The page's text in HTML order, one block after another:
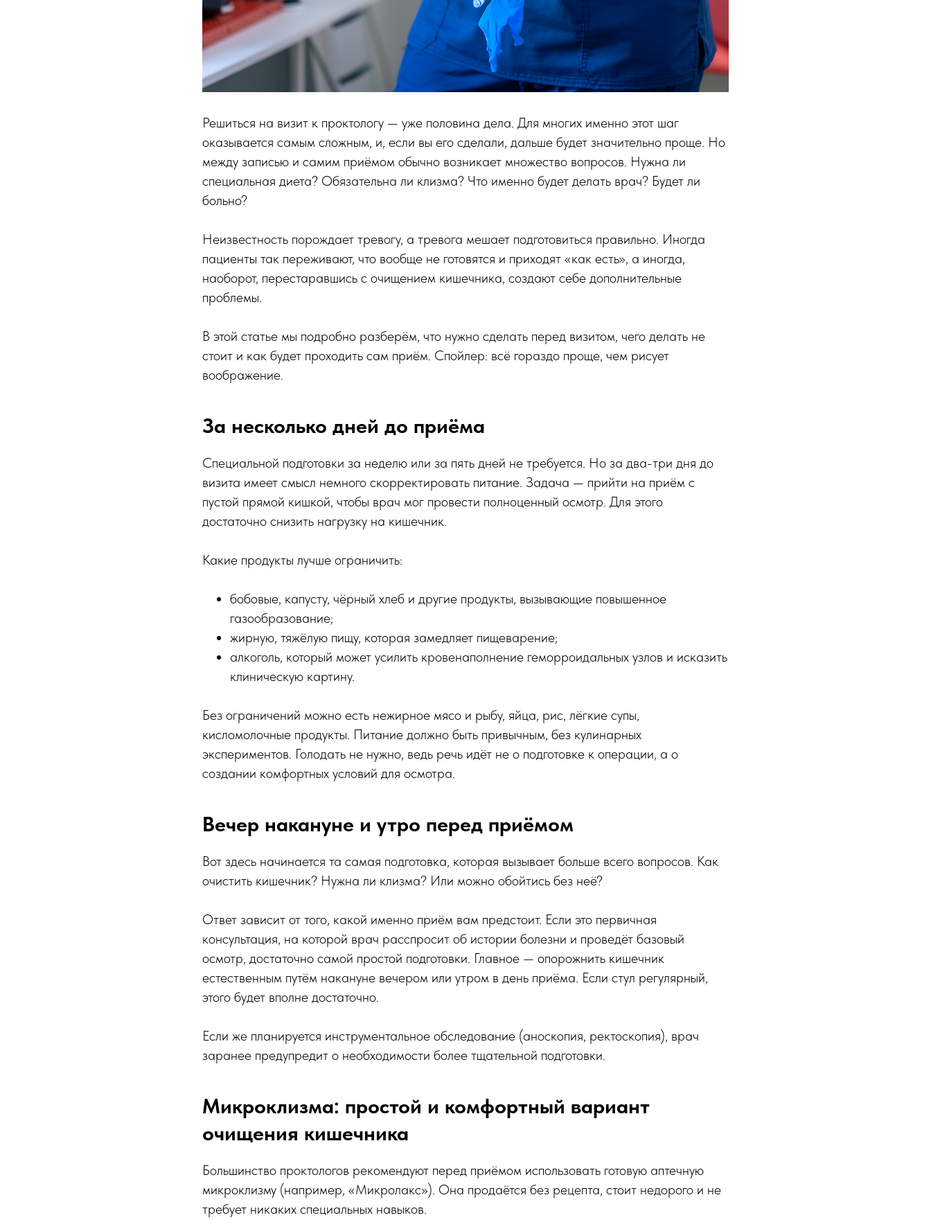
Решиться на визит к проктологу — уже половина дела. Для многих именно этот шаг
оказывается самым сложным, и, если вы его сделали, дальше будет значительно проще. Но
между записью и самим приёмом обычно возникает множество вопросов. Нужна ли
специальная диета? Обязательна ли клизма? Что именно будет делать врач? Будет ли
больно?
Неизвестность порождает тревогу, а тревога мешает подготовиться правильно. Иногда
пациенты так переживают, что вообще не готовятся и приходят «как есть», а иногда,
наоборот, перестаравшись с очищением кишечника, создают себе дополнительные
проблемы.
В этой статье мы подробно разберём, что нужно сделать перед визитом, чего делать не
стоит и как будет проходить сам приём. Спойлер: всё гораздо проще, чем рисует
воображение.
За несколько дней до приёма
Специальной подготовки за неделю или за пять дней не требуется. Но за два-три дня до
визита имеет смысл немного скорректировать питание. Задача — прийти на приём с
пустой прямой кишкой, чтобы врач мог провести полноценный осмотр. Для этого
достаточно снизить нагрузку на кишечник.
Какие продукты лучше ограничить:
бобовые, капусту, чёрный хлеб и другие продукты, вызывающие повышенное
газообразование;
жирную, тяжёлую пищу, которая замедляет пищеварение;
алкоголь, который может усилить кровенаполнение геморроидальных узлов и исказить
клиническую картину.
Без ограничений можно есть нежирное мясо и рыбу, яйца, рис, лёгкие супы,
кисломолочные продукты. Питание должно быть привычным, без кулинарных
экспериментов. Голодать не нужно, ведь речь идёт не о подготовке к операции, а о
создании комфортных условий для осмотра.
Вечер накануне и утро перед приёмом
Вот здесь начинается та самая подготовка, которая вызывает больше всего вопросов. Как
очистить кишечник? Нужна ли клизма? Или можно обойтись без неё?
Ответ зависит от того, какой именно приём вам предстоит. Если это первичная
консультация, на которой врач расспросит об истории болезни и проведёт базовый
осмотр, достаточно самой простой подготовки. Главное — опорожнить кишечник
естественным путём накануне вечером или утром в день приёма. Если стул регулярный,
этого будет вполне достаточно.
Если же планируется инструментальное обследование (аноскопия, ректоскопия), врач
заранее предупредит о необходимости более тщательной подготовки.
Микроклизма: простой и комфортный вариант
очищения кишечника
Большинство проктологов рекомендуют перед приёмом использовать готовую аптечную
микроклизму (например, «Микролакс»). Она продаётся без рецепта, стоит недорого и не
требует никаких специальных навыков.